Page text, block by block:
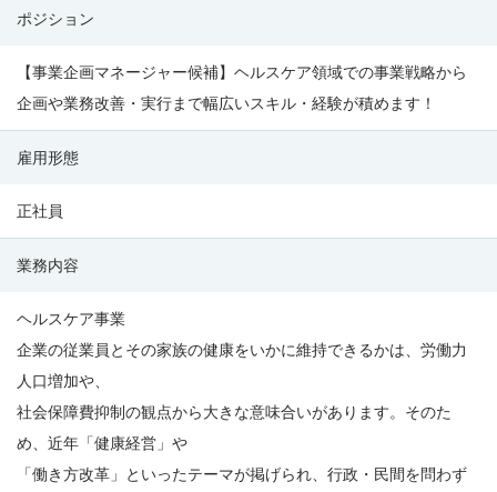
ス・
ム・
CO.,
LTD.）
ポジション
【事業企画マネージャー候補】ヘルスケア領域での事業戦略から
企画や業務改善・実行まで幅広いスキル・経験が積めます！
雇用形態
正社員
業務内容
ヘルスケア事業
企業の従業員とその家族の健康をいかに維持できるかは、労働力
人口増加や、
社会保障費抑制の観点から大きな意味合いがあります。そのた
め、近年「健康経営」や
「働き方改革」といったテーマが掲げられ、行政・民間を問わず